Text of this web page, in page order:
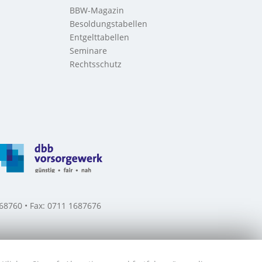
BBW-Magazin
Besoldungstabellen
Entgelttabellen
Seminare
Rechtsschutz
• Fax: 0711 1687676